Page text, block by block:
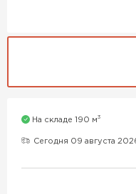
На складе 190 м3
Сегодня 09 августа